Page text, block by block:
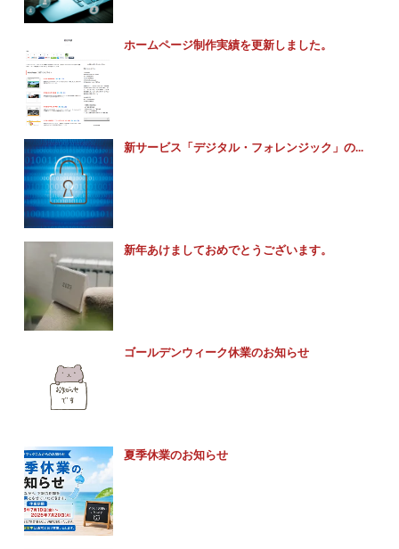
ホームページ制作実績を更新しました。
新サービス「デジタル・フォレンジック」の...
新年あけましておめでとうございます。
ゴールデンウィーク休業のお知らせ
夏季休業のお知らせ